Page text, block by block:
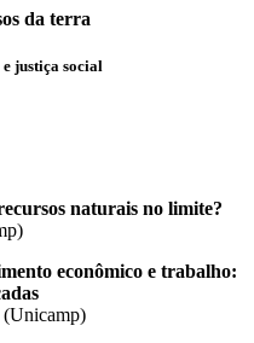
da terra
justiça social
naturais no limite?
econômico e trabalho:
(Unicamp)